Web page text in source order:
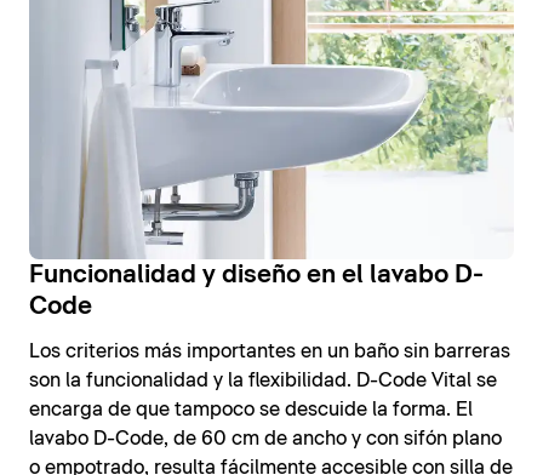
Funcionalidad y diseño en el lavabo D-
Code
Los criterios más importantes en un baño sin barreras
son la funcionalidad y la flexibilidad. D-Code Vital se
encarga de que tampoco se descuide la forma. El
lavabo D-Code, de 60 cm de ancho y con sifón plano
o empotrado, resulta fácilmente accesible con silla de